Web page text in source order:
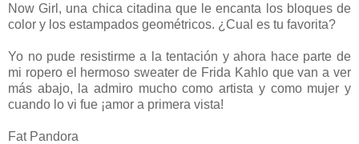
Now Girl, una chica citadina que le encanta los bloques de
color y los estampados geométricos. ¿Cual es tu favorita?
Yo no pude resistirme a la tentación y ahora hace parte de
mi ropero el hermoso sweater de Frida Kahlo que van a ver
más abajo, la admiro mucho como artista y como mujer y
cuando lo vi fue ¡amor a primera vista!
Fat Pandora